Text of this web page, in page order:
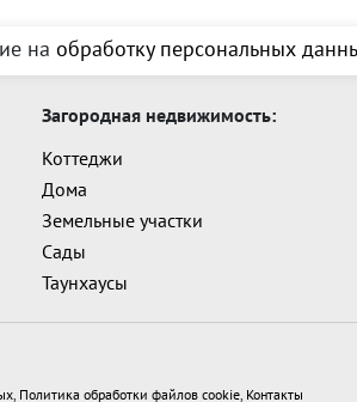
на обработку персональных
Загородная недвижимость:
Коттеджи
Дома
Земельные участки
Сады
Таунхаусы
, Политика обработки файлов cookie, Контакты